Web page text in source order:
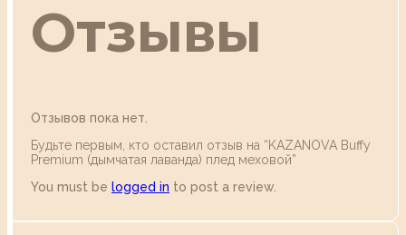
Отзывы
Отзывов пока нет.
Будьте первым, кто оставил отзыв на “KAZANOVA Buffy
Premium (дымчатая лаванда) плед меховой”
You must be logged in to post a review.